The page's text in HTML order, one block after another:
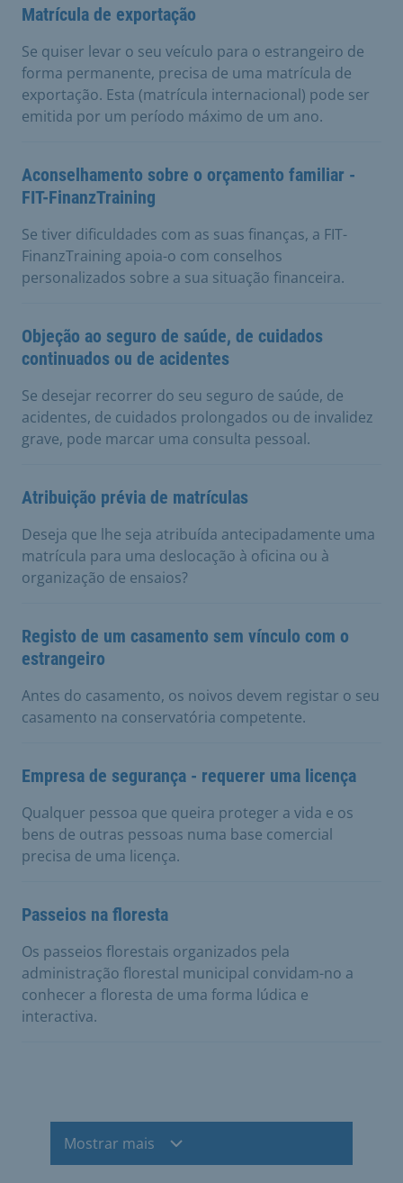
Matrícula de exportação
Se quiser levar o seu veículo para o estrangeiro de
forma permanente, precisa de uma matrícula de
exportação. Esta (matrícula internacional) pode ser
emitida por um período máximo de um ano.
Aconselhamento sobre o orçamento familiar -
FIT-FinanzTraining
Se tiver dificuldades com as suas finanças, a FIT-
FinanzTraining apoia-o com conselhos
personalizados sobre a sua situação financeira.
Objeção ao seguro de saúde, de cuidados
continuados ou de acidentes
Se desejar recorrer do seu seguro de saúde, de
acidentes, de cuidados prolongados ou de invalidez
grave, pode marcar uma consulta pessoal.
Atribuição prévia de matrículas
Deseja que lhe seja atribuída antecipadamente uma
matrícula para uma deslocação à oficina ou à
organização de ensaios?
Registo de um casamento sem vínculo com o
estrangeiro
Antes do casamento, os noivos devem registar o seu
casamento na conservatória competente.
Empresa de segurança - requerer uma licença
Qualquer pessoa que queira proteger a vida e os
bens de outras pessoas numa base comercial
precisa de uma licença.
Passeios na floresta
Os passeios florestais organizados pela
administração florestal municipal convidam-no a
conhecer a floresta de uma forma lúdica e
interactiva.
Mostrar mais